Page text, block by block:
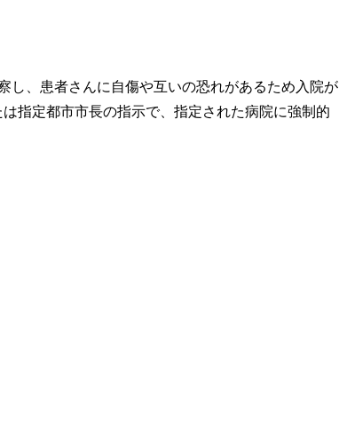
し、患者さんに自傷や互いの恐れがあるため入院が
指定都市市長の指示で、指定された病院に強制的